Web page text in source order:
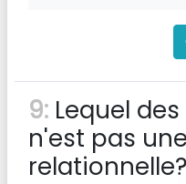
9: Lequel
n'est pas
relationnelle?